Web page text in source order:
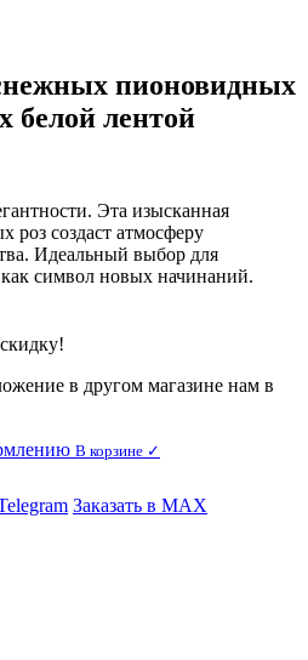
пионовидных
белой лентой
Эта изысканная
роз создаст атмосферу
Идеальный выбор для
символ новых начинаний.
в другом магазине нам в
В корзине ✓
Заказать в MAX